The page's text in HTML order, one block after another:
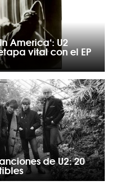
America‘: U2
vital con el EP
de U2: 20